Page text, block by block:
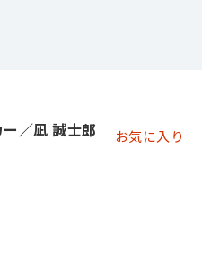
／凪 誠士郎 お気に入り